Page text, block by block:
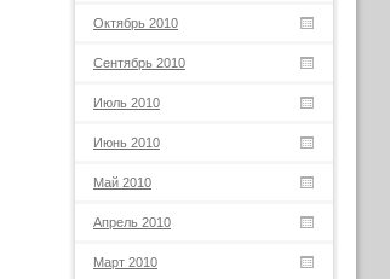
Октябрь 2010
Сентябрь 2010
Июль 2010
Июнь 2010
Май 2010
Апрель 2010
Март 2010